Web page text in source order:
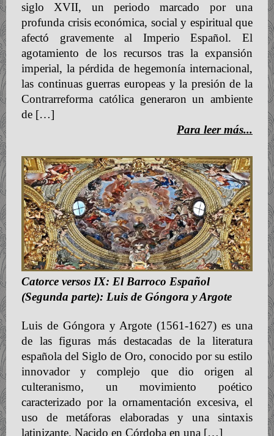
siglo XVII, un periodo marcado por una
profunda crisis económica, social y espiritual que
afectó gravemente al Imperio Español. El
agotamiento de los recursos tras la expansión
imperial, la pérdida de hegemonía internacional,
las continuas guerras europeas y la presión de la
Contrarreforma católica generaron un ambiente
de […]
Para leer más...
Catorce versos IX: El Barroco Español
(Segunda parte): Luis de Góngora y Argote
Luis de Góngora y Argote (1561-1627) es una
de las figuras más destacadas de la literatura
española del Siglo de Oro, conocido por su estilo
innovador y complejo que dio origen al
culteranismo, un movimiento poético
caracterizado por la ornamentación excesiva, el
uso de metáforas elaboradas y una sintaxis
latinizante. Nacido en Córdoba en una […]